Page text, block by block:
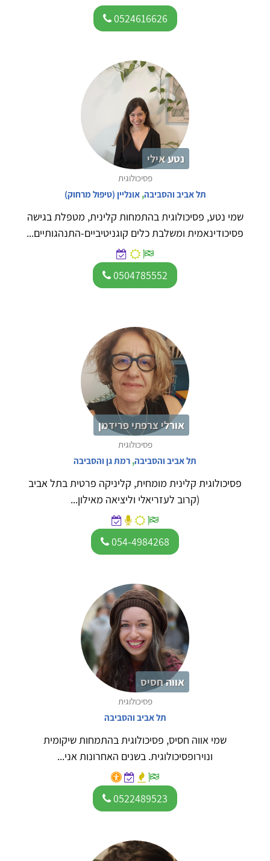
0524616626
נטע אילי
פסיכולוגית
תל אביב והסביבה,אונליין (טיפול מרחוק)
שמי נטע, פסיכולוגית בהתמחות קלינית, מטפלת בגישה
פסיכודינאמית ומשלבת כלים קוגניטיביים-התנהגותיים...
0504785552
אורלי צרפתי פרידמן
פסיכולוגית
תל אביב והסביבה, רמת גן והסביבה
פסיכולוגית קלינית מומחית, קליניקה פרטית בתל אביב
(קרוב לעזריאלי וליציאה מאילון...
054-4984268
אווה חסיס
פסיכולוגית
תל אביב והסביבה
שמי אווה חסיס, פסיכולוגית בהתמחות שיקומית
ונוירופסיכולוגית. בשנים האחרונות אני...
0522489523